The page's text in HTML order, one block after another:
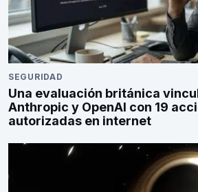
SEGURIDAD
Una evaluación británica
Anthropic y OpenAI con 19
autorizadas en internet